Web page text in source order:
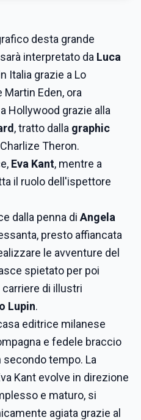
desta grande
interpretato da Luca
Italia grazie a Lo
Eden, ora
Hollywood grazie alla
, tratto dalla graphic
Theron.
Eva Kant, mentre a
il ruolo dell'ispettore
dalla penna di Angela
presto affiancata
le avventure del
spietato per poi
di illustri
Lupin.
editrice milanese
e fedele braccio
secondo tempo. La
Kant evolve in direzione
e maturo, si
agiata grazie al